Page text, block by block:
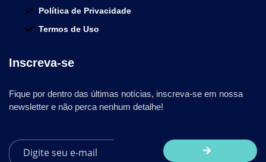
Política de Privacidade
Termos de Uso
Inscreva-se
Fique por dentro das últimas notícias, inscreva-se em nossa
newsletter e não perca nenhum detalhe!